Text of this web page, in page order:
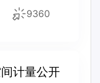
9360
计量公开